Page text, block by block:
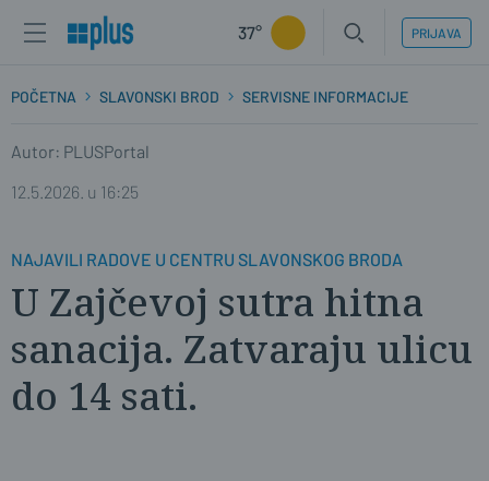
37° PRIJAVA
POČETNA SLAVONSKI BROD SERVISNE INFORMACIJE
Autor: PLUSPortal
12.5.2026. u 16:25
NAJAVILI RADOVE U CENTRU SLAVONSKOG BRODA
U Zajčevoj sutra hitna
sanacija. Zatvaraju ulicu
do 14 sati.